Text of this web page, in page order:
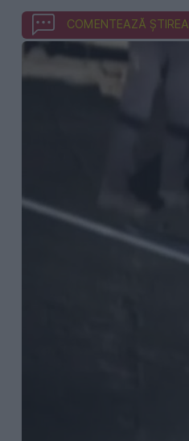
COMENTEAZĂ ȘTIREA